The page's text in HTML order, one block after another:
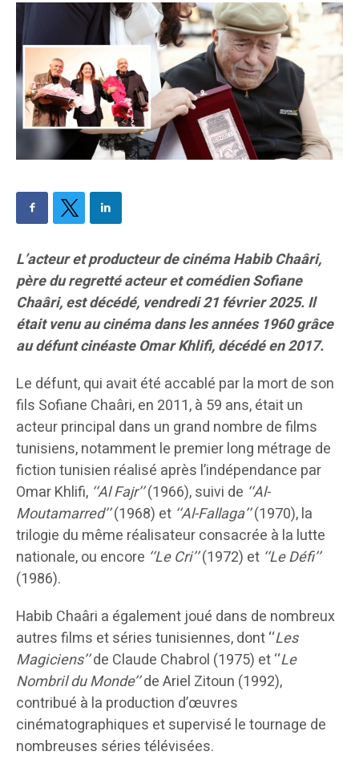
L’acteur et producteur de cinéma Habib Chaâri,
père du regretté acteur et comédien Sofiane
Chaâri, est décédé, vendredi 21 février 2025. Il
était venu au cinéma dans les années 1960 grâce
au défunt cinéaste Omar Khlifi, décédé en 2017.
Le défunt, qui avait été accablé par la mort de son
fils Sofiane Chaâri, en 2011, à 59 ans, était un
acteur principal dans un grand nombre de films
tunisiens, notamment le premier long métrage de
fiction tunisien réalisé après l’indépendance par
Omar Khlifi, ‘‘Al Fajr’’(1966), suivi de ‘‘Al-
Moutamarred’’(1968) et ‘‘Al-Fallaga’’(1970), la
trilogie du même réalisateur consacrée à la lutte
nationale, ou encore ‘‘Le Cri’’(1972) et ‘‘Le Défi’’
(1986).
Habib Chaâri a également joué dans de nombreux
autres films et séries tunisiennes, dont ‘‘Les
Magiciens’’de Claude Chabrol (1975) et ‘‘Le
Nombril du Monde’’de Ariel Zitoun (1992),
contribué à la production d’œuvres
cinématographiques et supervisé le tournage de
nombreuses séries télévisées.